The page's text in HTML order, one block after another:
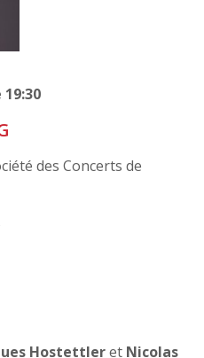
19:30
des Concerts de
Hostettleret Nicolas